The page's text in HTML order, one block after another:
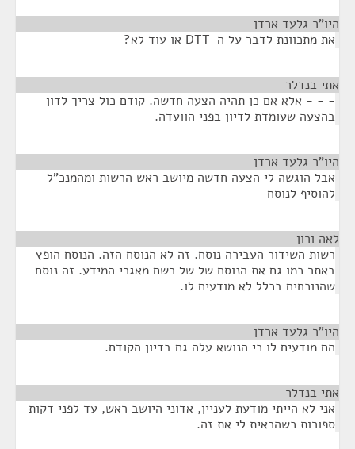
היו"ר גלעד ארדן
את מתכוונת לדבר על ה-DTT או עוד לא?
אתי בנדלר
- - - אלא אם כן תהיה הצעה חדשה. קודם כול צריך לדון
בהצעה שעומדת לדיון בפני הוועדה.
היו"ר גלעד ארדן
אבל הוגשה לי הצעה חדשה מיושב ראש הרשות ומהמנכ"ל
להוסיף לנוסח- -
לאה ורון
רשות השידור העבירה נוסח. זה לא הנוסח הזה. הנוסח הופץ
באתר כמו גם את הנוסח של של רשם מאגרי המידע. זה נוסח
שהנוכחים בכלל לא מודעים לו.
היו"ר גלעד ארדן
הם מודעים לו כי הנושא עלה גם בדיון הקודם.
אתי בנדלר
אני לא הייתי מודעת לעניין, אדוני היושב ראש, עד לפני דקות
ספורות כשהראית לי את זה.